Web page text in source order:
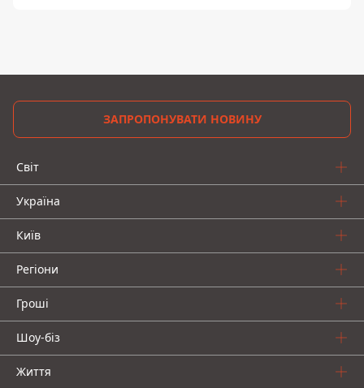
ЗАПРОПОНУВАТИ НОВИНУ
Світ
Україна
Київ
Регіони
Гроші
Шоу-біз
Життя